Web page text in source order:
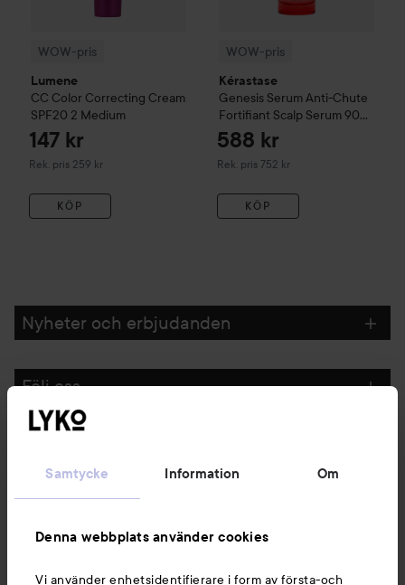
Samtycke Information Om
Denna webbplats använder cookies
Vi använder enhetsidentifierare i form av första-och
WOW-pris
Lumene
CC Color Correcting Cream
SPF20 2 Medium
147 kr
Rek. pris 259 kr
Rekommenderat pris 259 kr
KÖP
WOW-pris
Kérastase
Genesis Serum Anti-Chute
Fortifiant Scalp Serum90
ml
588 kr
Rek. pris 752 kr
Rekommenderat pris 752 kr
KÖP
Nyheter och erbjudanden
Följ oss
Du kanske också gillar